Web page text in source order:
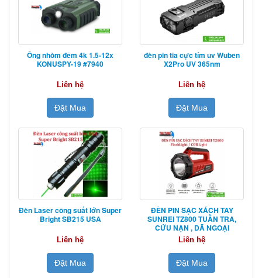
Ống nhòm đêm 4k 1.5-12x
KONUSPY-19 #7940
Liên hệ
Đặt Mua
đèn pin tia cực tím uv Wuben
X2Pro UV 365nm
Liên hệ
Đặt Mua
Đèn Laser công suất lớn Super
Bright SB215 USA
Liên hệ
Đặt Mua
ĐÈN PIN SẠC XÁCH TAY
SUNREI TZ800 TUẦN TRA,
CỨU NẠN , DÃ NGOẠI
Liên hệ
Đặt Mua